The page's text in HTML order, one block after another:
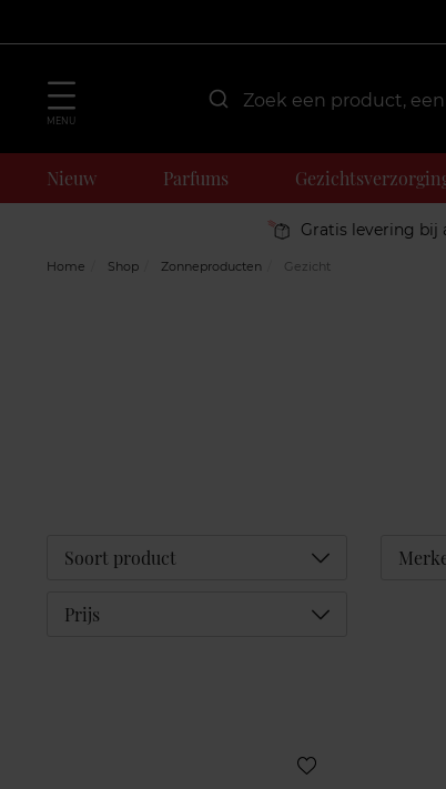
MENU
Nieuw Parfums
Gratis levering bij
Home Shop Zonneproducten Gezicht
Soort product Déplier
Prijs Déplier